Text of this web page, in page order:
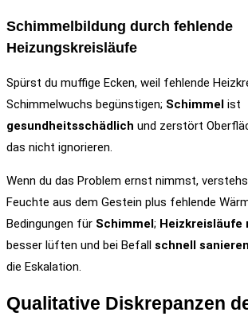
Schimmelbildung durch fehlende
Heizungskreisläufe
Spürst du muffige Ecken, weil fehlende
Schimmelwuchs begünstigen; Schimmel ist
gesundheitsschädlich und zerstört
das nicht ignorieren.
Wenn du das Problem ernst nimmst,
Feuchte aus dem Gestein plus fehlende
Bedingungen für Schimmel; Heizkreisläufe
besser lüften und bei Befall schnell sanieren
die Eskalation.
Qualitative Diskrepanzen